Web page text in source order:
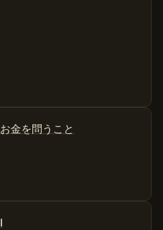
金を問うこと